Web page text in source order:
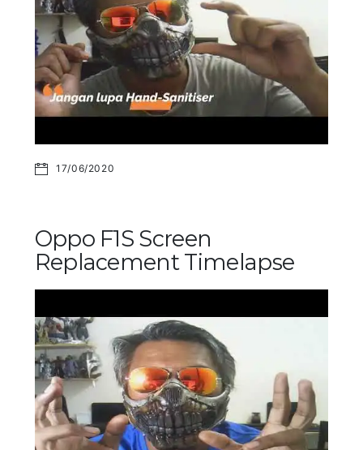
17/06/2020
Oppo F1S Screen
Replacement Timelapse